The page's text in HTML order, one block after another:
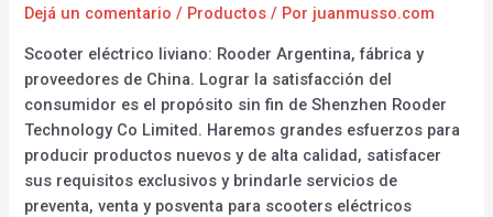
Dejá un comentario / Productos / Por juanmusso.com
Scooter eléctrico liviano: Rooder Argentina, fábrica y
proveedores de China. Lograr la satisfacción del
consumidor es el propósito sin fin de Shenzhen Rooder
Technology Co Limited. Haremos grandes esfuerzos para
producir productos nuevos y de alta calidad, satisfacer
sus requisitos exclusivos y brindarle servicios de
preventa, venta y posventa para scooters eléctricos